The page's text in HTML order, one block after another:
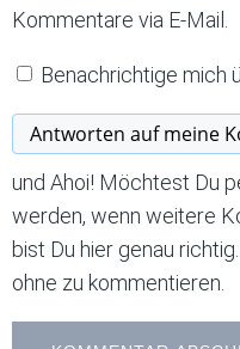
Kommentare via E-Mail.
Benachrichtige mich
und Ahoi! Möchtest Du
werden, wenn weitere
bist Du hier genau
ohne zu kommentieren.